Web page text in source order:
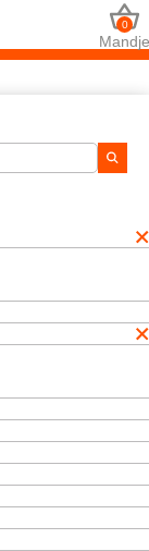
Mandje
0